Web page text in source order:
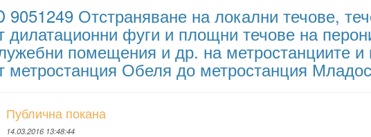
9051249 Отстраняване на локални течове,
дилатационни фуги и площни течове на
помещения и др. на метростанциите
метростанция Обеля до метростанция
Публична покана
14.03.2016 13:48:44